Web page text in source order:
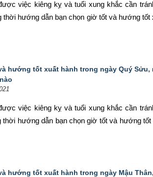
việc kiêng kỵ và tuổi xung khắc cần
thời hướng dẫn bạn chọn giờ tốt và hướng tốt
hướng tốt xuất hành trong ngày Quý Sửu,
việc kiêng kỵ và tuổi xung khắc cần
thời hướng dẫn bạn chọn giờ tốt và hướng tốt
hướng tốt xuất hành trong ngày Mậu